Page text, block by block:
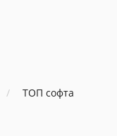
ТОП софта